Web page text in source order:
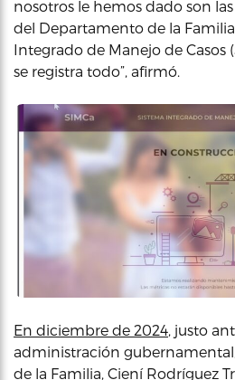
nosotros le hemos dado son
del Departamento de la
Integrado de Manejo de Casos
se registra todo”, afirmó.
En diciembre de 2024 , justo
administración
de la Familia, Ciení Rodríguez